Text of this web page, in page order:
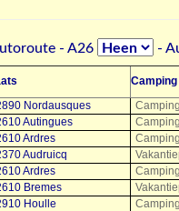
- A26 -
Camping
Nordausques
Autingues
Ardres
Audruicq
Ardres
Bremes
Houlle